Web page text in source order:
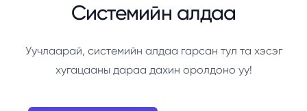
Системийн алдаа
Уучлаарай, системийн алдаа гарсан тул та хэсэг
хугацааны дараа дахин оролдоно уу!